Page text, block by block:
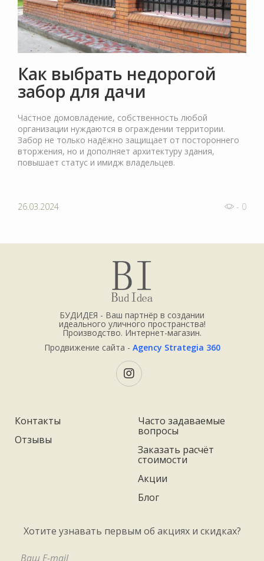
Как выбрать недорогой
забор для дачи
Частное домовладение, собственность любой
организации нуждаются в ограждении территории.
Забор не только надёжно защищает от постороннего
вторжения, но и дополняет архитектуру здания,
повышает статус и имидж владельцев.
26.03.2024 - 0
БУДИДЕЯ - Ваш партнёр в создании
идеального уличного пространства!
Производство. Интернет-магазин.
Продвижение сайта - Agency Strategia 360
Контакты
Отзывы
Часто задаваемые
вопросы
Заказать расчёт
стоимости
Акции
Блог
Хотите узнавать первым об акциях и скидках?